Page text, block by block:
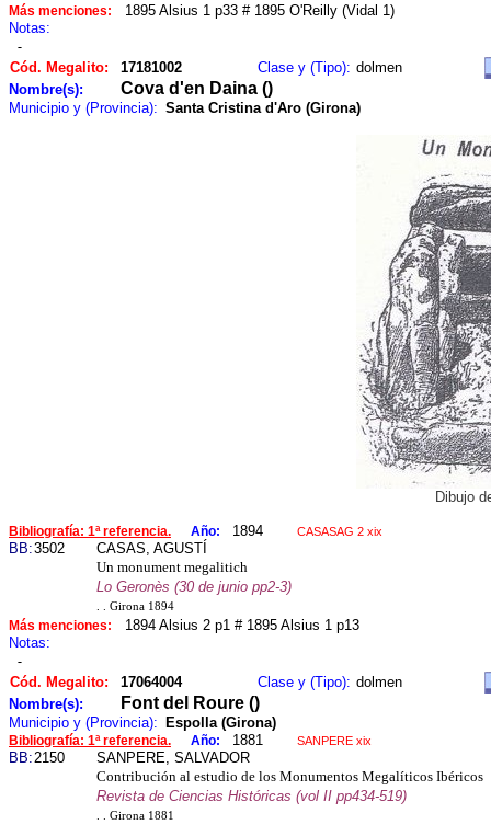
Más menciones:
1895 Alsius 1 p33 # 1895 O'Reilly (Vidal 1)
Notas:
-
Cód. Megalito: 17181002 Clase y (Tipo): dolmen
Nombre(s):
Cova d'en Daina ()
Municipio y (Provincia): Santa Cristina d'Aro (Girona)
Dibujo
Bibliografía: 1ª referencia. Año: 1894 CASASAG 2 xix
BB:3502
CASAS, AGUSTÍ
Un monument megalitich
Lo Geronès (30 de junio pp2-3)
. . Girona 1894
Más menciones:
1894 Alsius 2 p1 # 1895 Alsius 1 p13
Notas:
-
Cód. Megalito: 17064004 Clase y (Tipo): dolmen
Nombre(s):
Font del Roure ()
Municipio y (Provincia): Espolla (Girona)
Bibliografía: 1ª referencia. Año: 1881 SANPERE xix
BB:2150
SANPERE, SALVADOR
Contribución al estudio de los Monumentos Megalíticos Ibéricos
Revista de Ciencias Históricas (vol II pp434-519)
. . Girona 1881